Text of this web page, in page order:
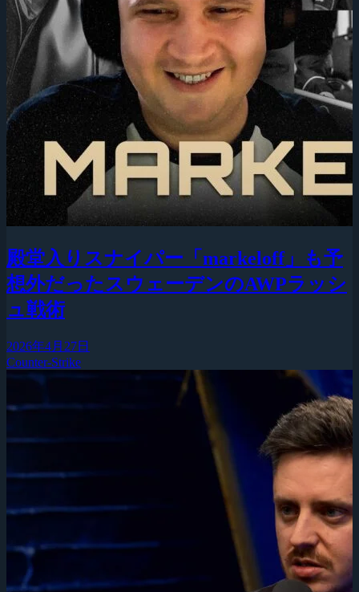
殿堂入りスナイパー「markeloff」も予
想外だったスウェーデンのAWPラッシ
ュ戦術
2026年4月27日
Counter-Strike